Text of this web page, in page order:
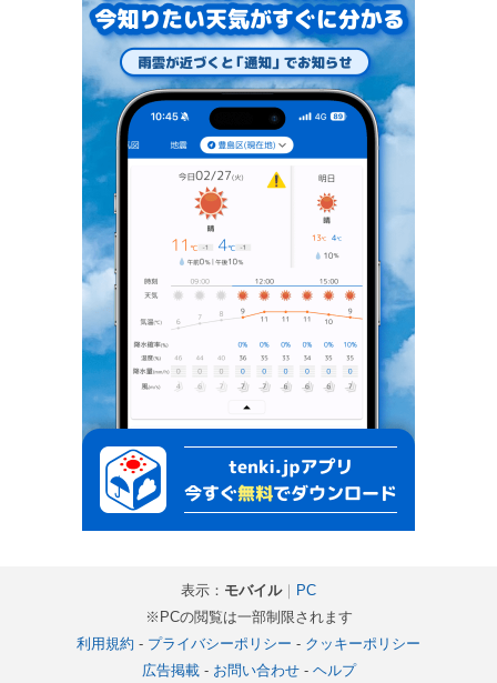
表示： モバイル｜ PC
※PCの閲覧は一部制限されます
利用規約 - プライバシーポリシー - クッキーポリシー
広告掲載- お問い合わせ- ヘルプ